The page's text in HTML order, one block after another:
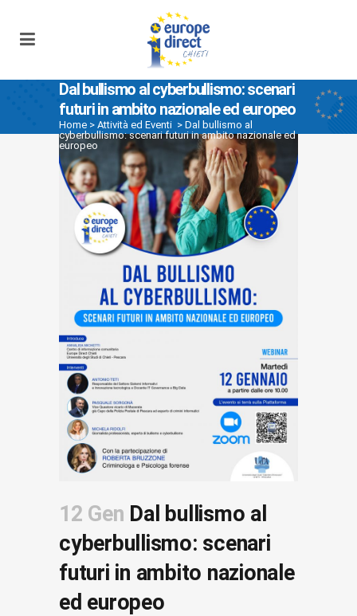
Dal bullismo al cyberbullismo: scenari
futuri in ambito nazionale ed europeo
Home > Attività ed Eventi > Dal bullismo al
cyberbullismo: scenari futuri in ambito nazionale ed
europeo
12 Gen Dal bullismo al
cyberbullismo: scenari
futuri in ambito nazionale
ed europeo